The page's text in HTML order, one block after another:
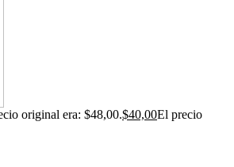
original era: $48,00.$40,00El precio